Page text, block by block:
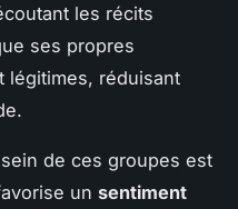
les récits
ses propres
légitimes, réduisant
de ces groupes est
un sentiment